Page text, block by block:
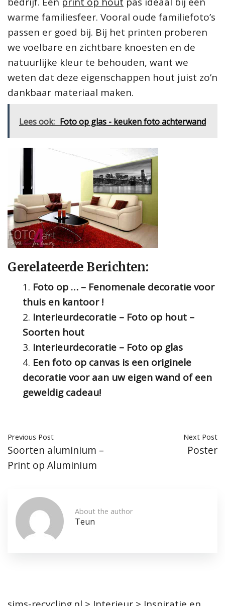
warme familiesfeer. Vooral oude familiefoto’s
passen er goed bij. Bij het printen proberen
we voelbare en zichtbare knoesten en de
natuurlijke kleur te behouden, want we
weten dat deze eigenschappen hout juist zo’n
dankbaar materiaal maken.
Lees ook: Foto op glas - keuken foto achterwand
Gerelateerde Berichten:
Foto op … – Fenomenale decoratie voor
thuis en kantoor !
Interieurdecoratie – Foto op hout –
Soorten hout
Interieurdecoratie – Foto op glas
Een foto op canvas is een originele
decoratie voor aan uw eigen wand of een
geweldig cadeau!
Previous Post
Soorten aluminium –
Print op Aluminium
Next Post
Poster
About the author
Teun